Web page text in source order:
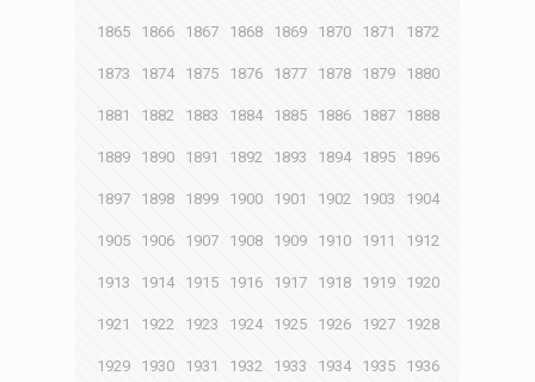
1865 1866 1867 1868 1869 1870 1871 1872
1873 1874 1875 1876 1877 1878 1879 1880
1881 1882 1883 1884 1885 1886 1887 1888
1889 1890 1891 1892 1893 1894 1895 1896
1897 1898 1899 1900 1901 1902 1903 1904
1905 1906 1907 1908 1909 1910 1911 1912
1913 1914 1915 1916 1917 1918 1919 1920
1921 1922 1923 1924 1925 1926 1927 1928
1929 1930 1931 1932 1933 1934 1935 1936